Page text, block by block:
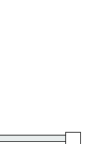
| LENÇOS